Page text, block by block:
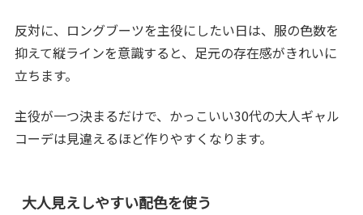
反対に、ロングブーツを主役にしたい日は、服の色数を
抑えて縦ラインを意識すると、足元の存在感がきれいに
立ちます。
主役が一つ決まるだけで、かっこいい30代の大人ギャル
コーデは見違えるほど作りやすくなります。
大人見えしやすい配色を使う